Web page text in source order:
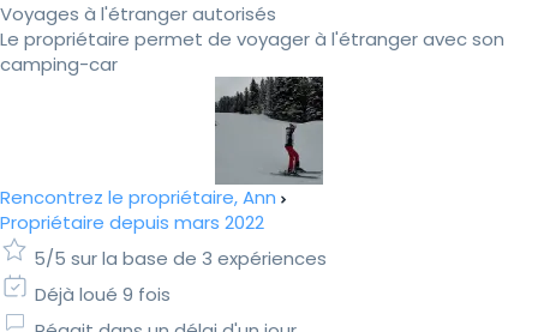
Voyages à l'étranger autorisés
Le propriétaire permet de voyager à l'étranger avec son
camping-car
Rencontrez le propriétaire, Ann
Propriétaire depuis mars 2022
5/5 sur la base de 3 expériences
Déjà loué 9 fois